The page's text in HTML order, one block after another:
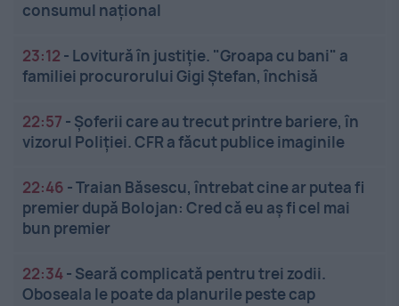
consumul național
23:12 - Lovitură în justiție. "Groapa cu bani" a
familiei procurorului Gigi Ștefan, închisă
22:57 - Șoferii care au trecut printre bariere, în
vizorul Poliției. CFR a făcut publice imaginile
22:46 -Traian Băsescu, întrebat cine ar putea fi
premier după Bolojan: Cred că eu aș fi cel mai
bun premier
22:34- Seară complicată pentru trei zodii.
Oboseala le poate da planurile peste cap